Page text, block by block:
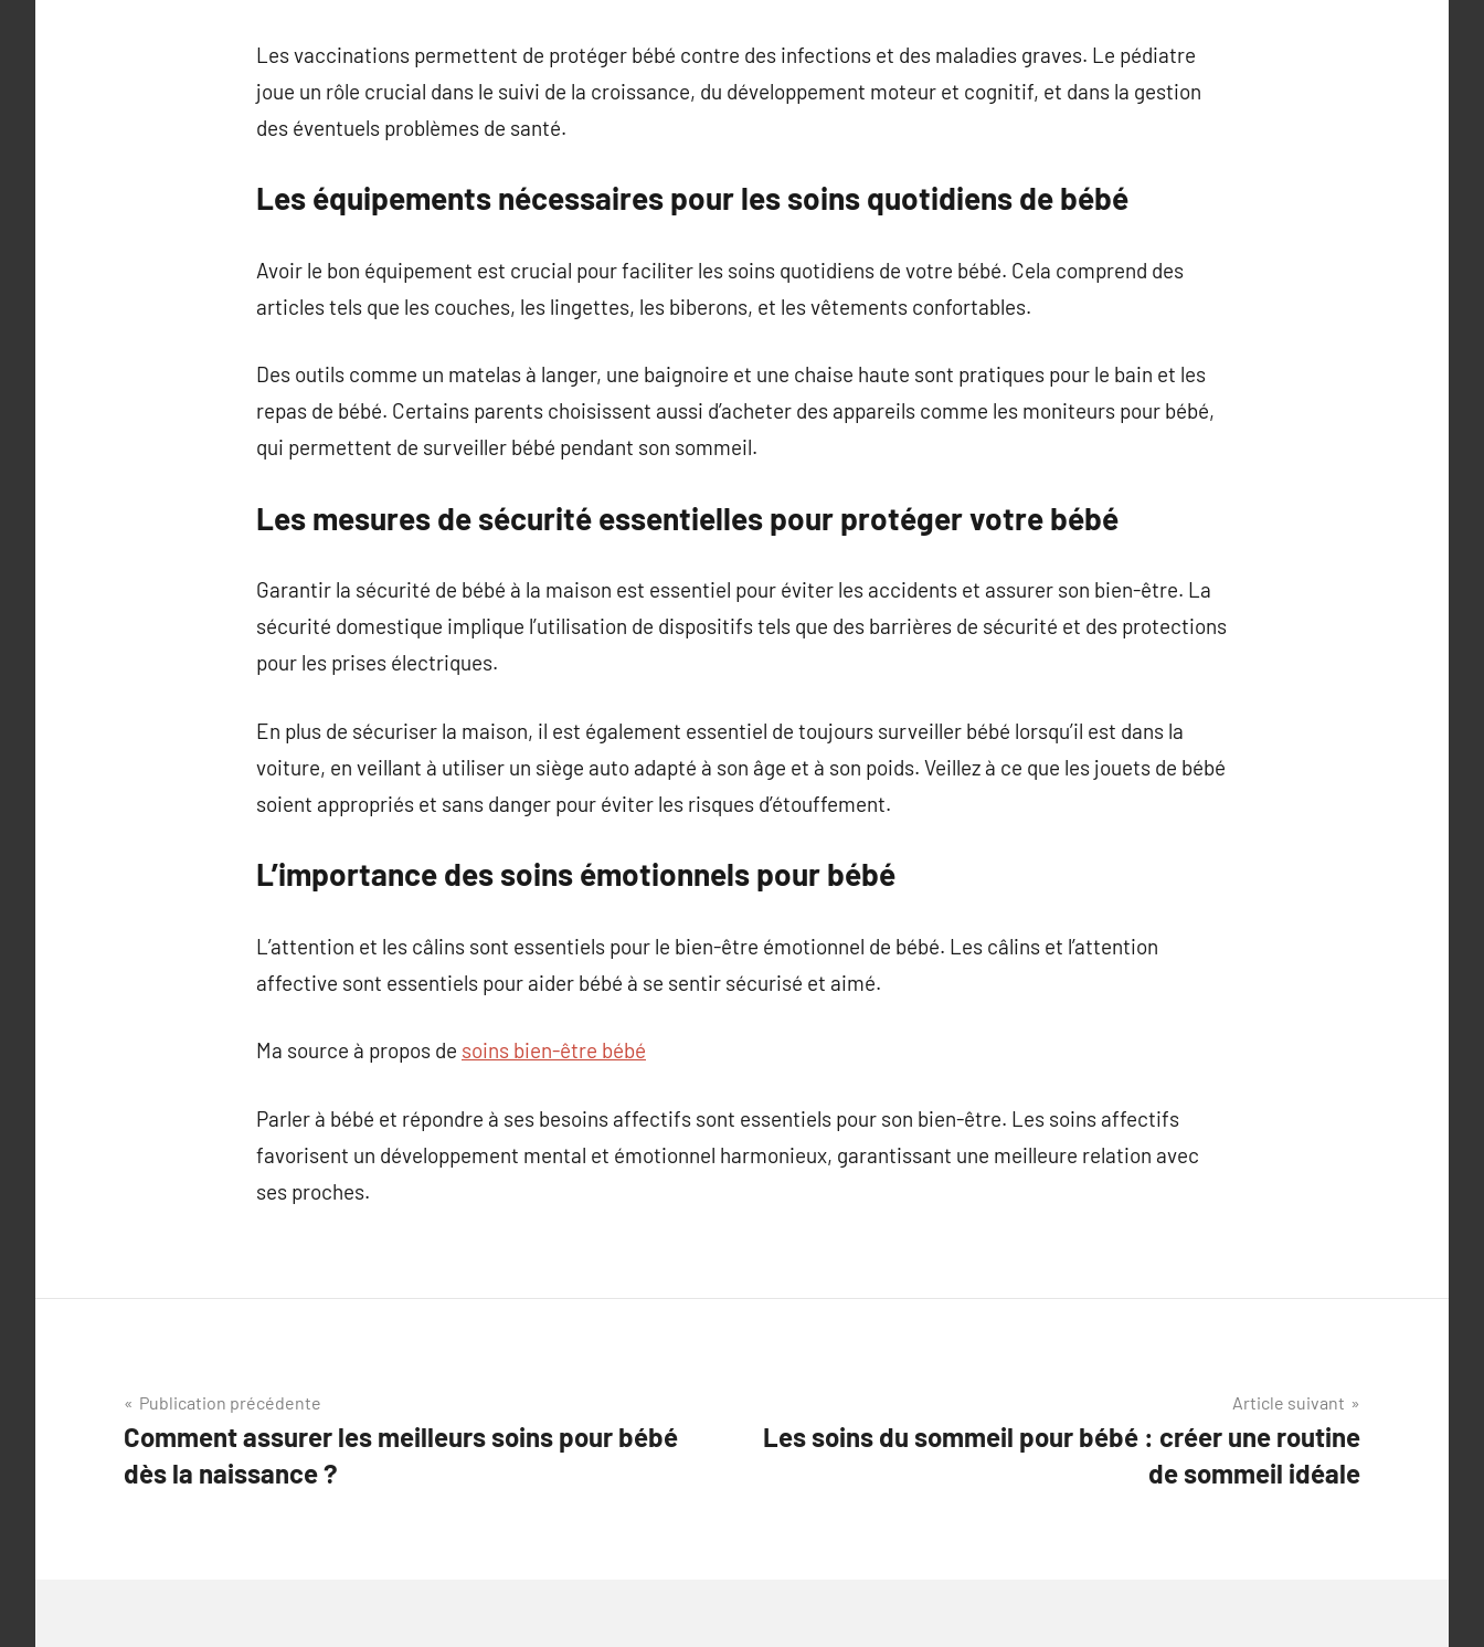
Les vaccinations permettent de protéger bébé contre des infections et des maladies graves. Le pédiatre
joue un rôle crucial dans le suivi de la croissance, du développement moteur et cognitif, et dans la gestion
des éventuels problèmes de santé.
Les équipements nécessaires pour les soins quotidiens de bébé
Avoir le bon équipement est crucial pour faciliter les soins quotidiens de votre bébé. Cela comprend des
articles tels que les couches, les lingettes, les biberons, et les vêtements confortables.
Des outils comme un matelas à langer, une baignoire et une chaise haute sont pratiques pour le bain et les
repas de bébé. Certains parents choisissent aussi d’acheter des appareils comme les moniteurs pour bébé,
qui permettent de surveiller bébé pendant son sommeil.
Les mesures de sécurité essentielles pour protéger votre bébé
Garantir la sécurité de bébé à la maison est essentiel pour éviter les accidents et assurer son bien-être. La
sécurité domestique implique l’utilisation de dispositifs tels que des barrières de sécurité et des protections
pour les prises électriques.
En plus de sécuriser la maison, il est également essentiel de toujours surveiller bébé lorsqu’il est dans la
voiture, en veillant à utiliser un siège auto adapté à son âge et à son poids. Veillez à ce que les jouets de bébé
soient appropriés et sans danger pour éviter les risques d’étouffement.
L’importance des soins émotionnels pour bébé
L’attention et les câlins sont essentiels pour le bien-être émotionnel de bébé. Les câlins et l’attention
affective sont essentiels pour aider bébé à se sentir sécurisé et aimé.
Ma source à propos de soins bien-être bébé
Parler à bébé et répondre à ses besoins affectifs sont essentiels pour son bien-être. Les soins affectifs
favorisent un développement mental et émotionnel harmonieux, garantissant une meilleure relation avec
ses proches.
Navigation
de
l’article
Publication précédente
Comment assurer les meilleurs soins pour bébé
dès la naissance ?
Article suivant
Les soins du sommeil pour bébé : créer une routine
de sommeil idéale